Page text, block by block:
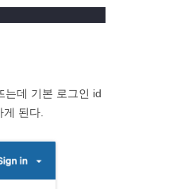
는데 기본 로그인 id
된다.